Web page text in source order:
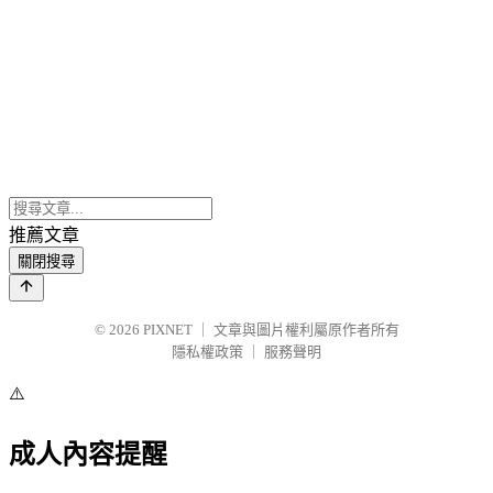
推薦文章
關閉搜尋
© 2026 PIXNET
文章與圖片權利屬原作者所有
隱私權政策
服務聲明
⚠️
成人內容提醒